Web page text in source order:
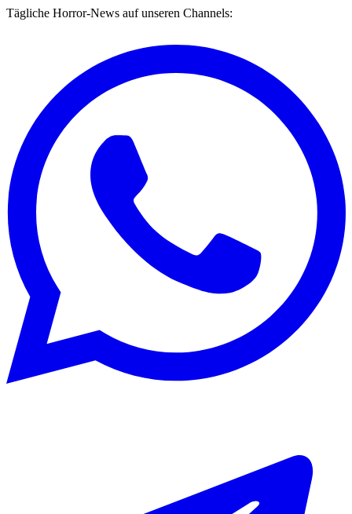
Tägliche Horror-News auf unseren Channels: